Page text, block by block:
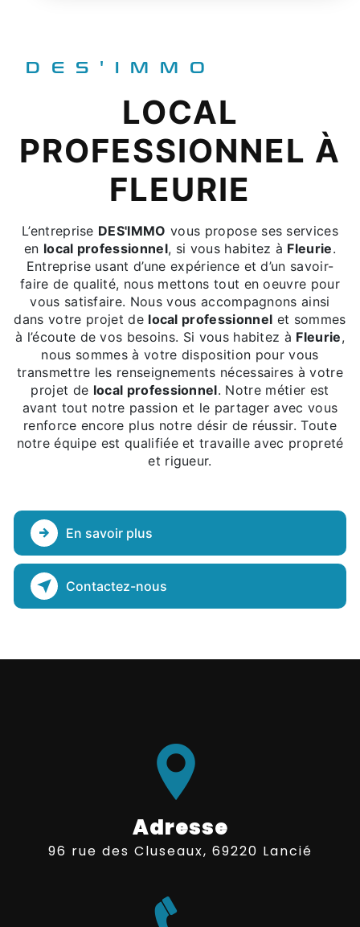
DES'IMMO
LOCAL
PROFESSIONNEL À
FLEURIE
L’entreprise DES'IMMO vous propose ses services
en local professionnel, si vous habitez à Fleurie.
Entreprise usant d’une expérience et d’un savoir-
faire de qualité, nous mettons tout en oeuvre pour
vous satisfaire. Nous vous accompagnons ainsi
dans votre projet de local professionnel et sommes
à l’écoute de vos besoins. Si vous habitez à Fleurie,
nous sommes à votre disposition pour vous
transmettre les renseignements nécessaires à votre
projet de local professionnel. Notre métier est
avant tout notre passion et le partager avec vous
renforce encore plus notre désir de réussir. Toute
notre équipe est qualifiée et travaille avec propreté
et rigueur.
En savoir plus
Contactez-nous
Adresse
96 rue des Cluseaux, 69220 Lancié